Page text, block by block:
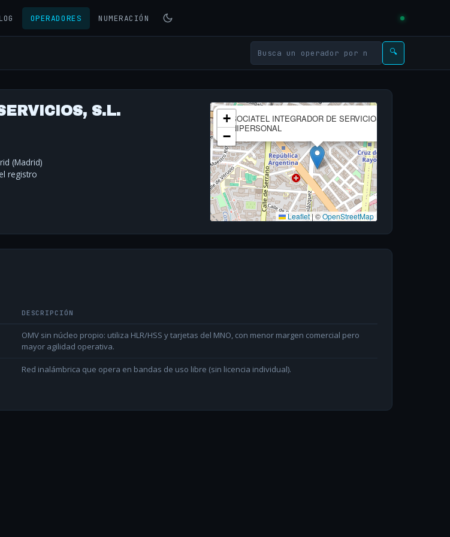
OPERADORES NUMERACIÓN
🔍
S.L.
(Madrid)
registro
ASOCIATEL INTEGRADOR DE SERVICIOS, S.L.
UNIPERSONAL
+
−
Leaflet | ©OpenStreetMap
DESCRIPCIÓN
OMV sin núcleo propio: utiliza HLR/HSS y tarjetas del MNO, con menor margen comercial pero
mayor agilidad operativa.
Red inalámbrica que opera en bandas de uso libre (sin licencia individual).